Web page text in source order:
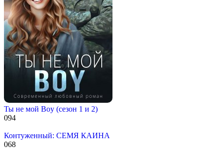
Ты не мой Boy (сезон 1 и 2)
094
Контуженный: СЕМЯ КАИНА
068